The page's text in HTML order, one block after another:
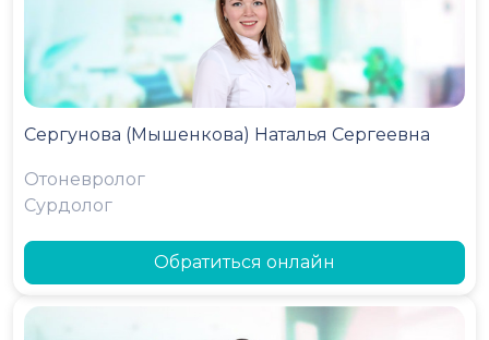
Сергунова (Мышенкова) Наталья Сергеевна
Отоневролог
Сурдолог
Обратиться онлайн